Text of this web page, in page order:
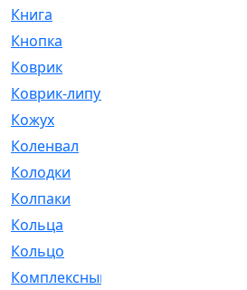
Книга
Кнопка
Коврик
Коврик-липучка
Кожух
Коленвал
Колодки
Колпаки
Кольца
Кольцо
Комплексный